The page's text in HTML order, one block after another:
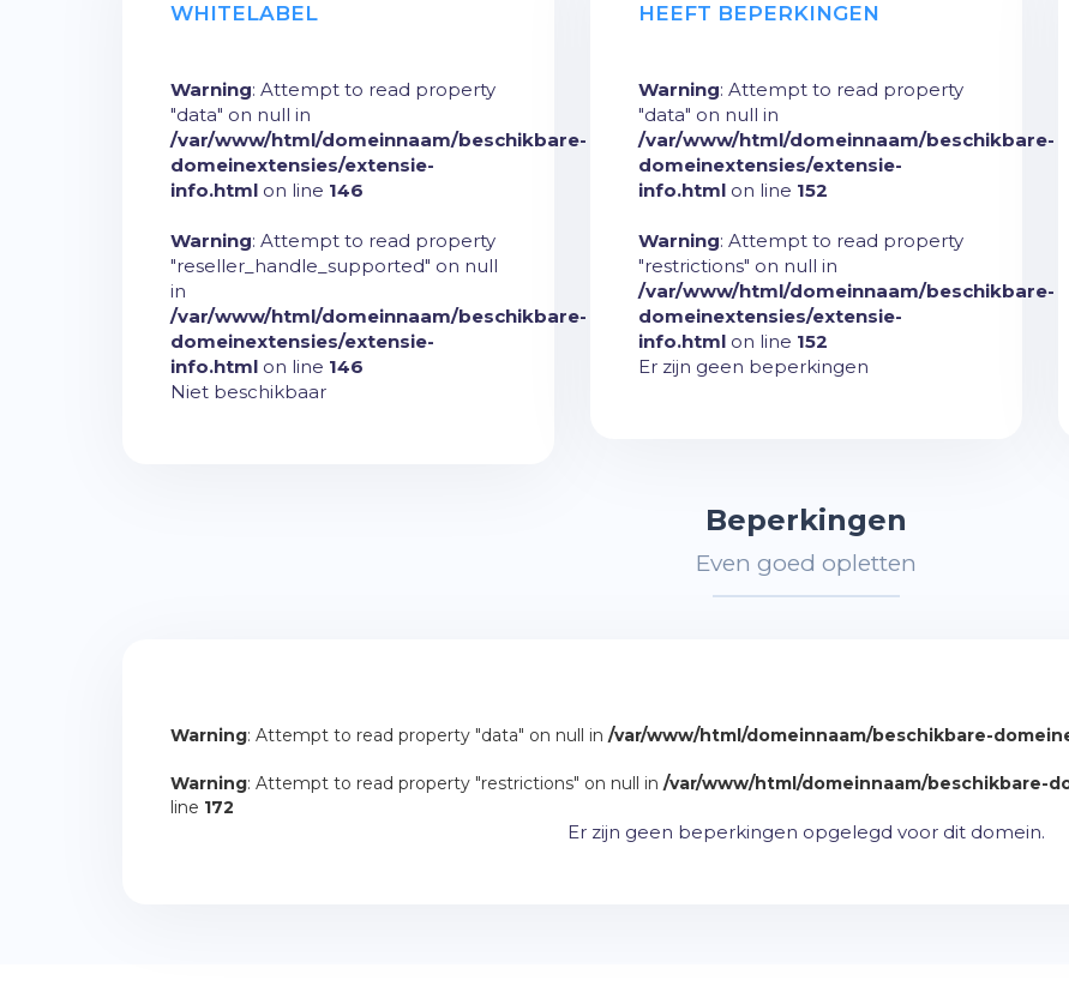
WHITELABEL
Warning: Attempt to read property
"data" on null in
/var/www/html/domeinnaam/beschikbare-
domeinextensies/extensie-
info.html on line 146
Warning: Attempt to read property
"reseller_handle_supported" on null
in
/var/www/html/domeinnaam/beschikbare-
domeinextensies/extensie-
info.html on line 146
Niet beschikbaar
HEEFT BEPERKINGEN
Warning: Attempt to read property
"data" on null in
/var/www/html/domeinnaam/beschikbare-
domeinextensies/extensie-
info.html on line 152
Warning: Attempt to read property
"restrictions" on null in
/var/www/html/domeinnaam/beschikbare-
domeinextensies/extensie-
info.html on line 152
Er zijn geen beperkingen
Beperkingen
Even goed opletten
Warning: Attempt to read property "data" on null in /var/www/html/domeinnaam/beschikbare-
Warning: Attempt to read property "restrictions" on null in /var/www/html/domeinnaam/beschikbare-
line 172
Er zijn geen beperkingen opgelegd voor dit domein.